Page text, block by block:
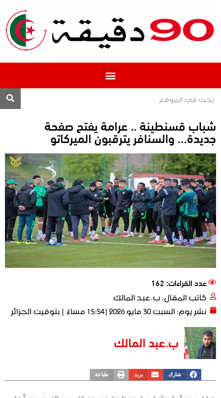
شباب قسنطينة .. عرامة يفتح صفحة
جديدة… والسنافر يترقبون الميركاتو
عدد القراءات: 162
كاتب المقال:ب.عبد المالك
نشر يوم:السبت 30 مايو 2026 [15:54 مساءً ] بتوقيت الجزائر
ب.عبد المالك
شارك بريد طباعة